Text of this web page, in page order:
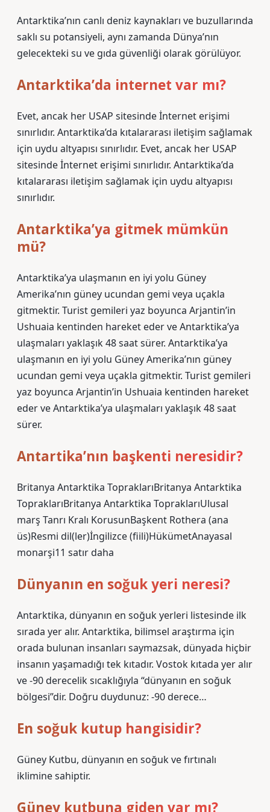
Antarktika’nın canlı deniz kaynakları ve buzullarında
saklı su potansiyeli, aynı zamanda Dünya’nın
gelecekteki su ve gıda güvenliği olarak görülüyor.
Antarktika’da internet var mı?
Evet, ancak her USAP sitesinde İnternet erişimi
sınırlıdır. Antarktika’da kıtalararası iletişim sağlamak
için uydu altyapısı sınırlıdır. Evet, ancak her USAP
sitesinde İnternet erişimi sınırlıdır. Antarktika’da
kıtalararası iletişim sağlamak için uydu altyapısı
sınırlıdır.
Antarktika’ya gitmek mümkün
mü?
Antarktika’ya ulaşmanın en iyi yolu Güney
Amerika’nın güney ucundan gemi veya uçakla
gitmektir. Turist gemileri yaz boyunca Arjantin’in
Ushuaia kentinden hareket eder ve Antarktika’ya
ulaşmaları yaklaşık 48 saat sürer. Antarktika’ya
ulaşmanın en iyi yolu Güney Amerika’nın güney
ucundan gemi veya uçakla gitmektir. Turist gemileri
yaz boyunca Arjantin’in Ushuaia kentinden hareket
eder ve Antarktika’ya ulaşmaları yaklaşık 48 saat
sürer.
Antartika’nın başkenti neresidir?
Britanya Antarktika TopraklarıBritanya Antarktika
TopraklarıBritanya Antarktika TopraklarıUlusal
marş Tanrı Kralı KorusunBaşkent Rothera (ana
üs)Resmi dil(ler)İngilizce (fiili)HükümetAnayasal
monarşi11 satır daha
Dünyanın en soğuk yeri neresi?
Antarktika, dünyanın en soğuk yerleri listesinde ilk
sırada yer alır. Antarktika, bilimsel araştırma için
orada bulunan insanları saymazsak, dünyada hiçbir
insanın yaşamadığı tek kıtadır. Vostok kıtada yer alır
ve -90 derecelik sıcaklığıyla “dünyanın en soğuk
bölgesi”dir. Doğru duydunuz: -90 derece…
En soğuk kutup hangisidir?
Güney Kutbu, dünyanın en soğuk ve fırtınalı
iklimine sahiptir.
Güney kutbuna giden var mı?